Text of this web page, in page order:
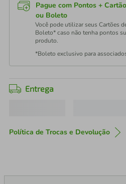
Pague com Pontos +
ou Boleto
Você pode utilizar seus Cartões
Boleto* caso não tenha pontos
produto.
*Boleto exclusivo para
Entrega
Política de Trocas e Devolução